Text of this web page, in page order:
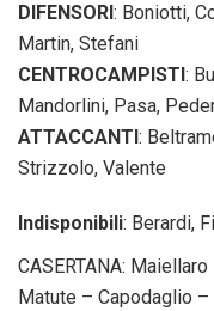
DIFENSORI: Boniotti,
Martin, Stefani
CENTROCAMPISTI:
Mandorlini, Pasa,
ATTACCANTI:
Strizzolo, Valente
Indisponibili: Berardi,
CASERTANA:
Matute – Capodaglio